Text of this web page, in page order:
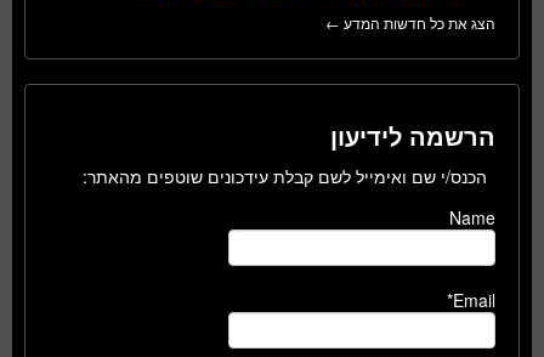
הצג את כל חדשות המדע ←
הרשמה לידיעון
הכנס/י שם ואימייל לשם קבלת עידכונים שוטפים מהאתר:
Name
Email*